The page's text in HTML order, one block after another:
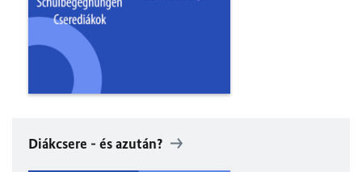
Diákcsere - és azután?